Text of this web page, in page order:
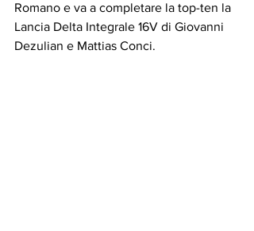
Romano e va a completare la top-ten la
Lancia Delta Integrale 16V di Giovanni
Dezulian e Mattias Conci.